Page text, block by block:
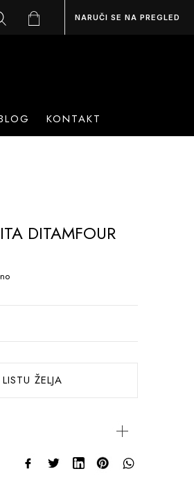
NARUČI SE NA PREGLED
KONTAKT
DITAMFOUR
ŽELJA